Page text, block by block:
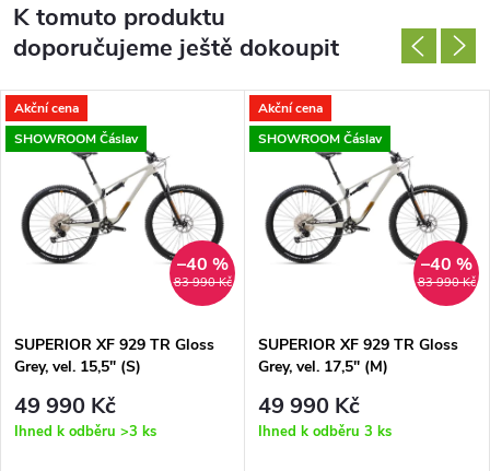
K tomuto produktu
doporučujeme ještě dokoupit
Akční cena
SHOWROOM Čáslav
83 990 Kč
–40 %
SUPERIOR XF 929 TR Gloss
Grey, vel. 15,5" (S)
49 990 Kč
Ihned k odběru >3 ks
Akční cena
SHOWROOM Čáslav
83 990 Kč
–40 %
SUPERIOR XF 929 TR Gloss
Grey, vel. 17,5" (M)
49 990 Kč
Ihned k odběru 3 ks